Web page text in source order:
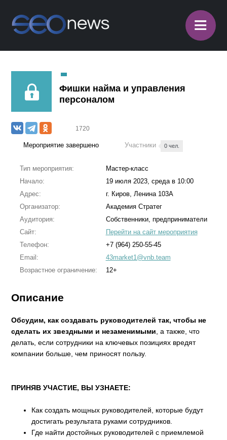
≡
Фишки найма и управления
персоналом
1720
Мероприятие завершено Участники 0 чел.
Тип мероприятия:
Мастер-класс
Начало:
19 июля 2023, среда в 10:00
Адрес:
г. Киров, Ленина 103А
Организатор:
Академия Стратег
Аудитория:
Собственники, предприниматели
Сайт:
Перейти на сайт мероприятия
Телефон:
+7 (964) 250-55-45
Email:
43market1@vnb.team
Возрастное ограничение:
12+
Описание
Обсудим, как создавать руководителей так, чтобы не
сделать их звездными и незаменимыми, а также, что
делать, если сотрудники на ключевых позициях вредят
компании больше, чем приносят пользу.
ПРИНЯВ УЧАСТИЕ, ВЫ УЗНАЕТЕ:
Как создать мощных руководителей, которые будут
достигать результата руками сотрудников.
Где найти достойных руководителей с приемлемой